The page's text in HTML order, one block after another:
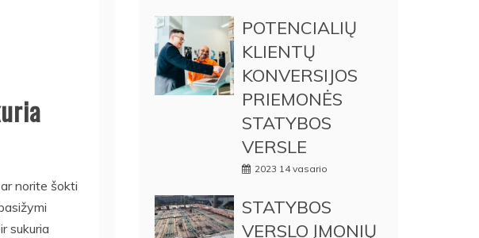
norite šokti
sukuria
POTENCIALIŲ
KLIENTŲ
KONVERSIJOS
PRIEMONĖS
STATYBOS
VERSLE
2023 14 vasario
STATYBOS
VERSLO ĮMONIŲ